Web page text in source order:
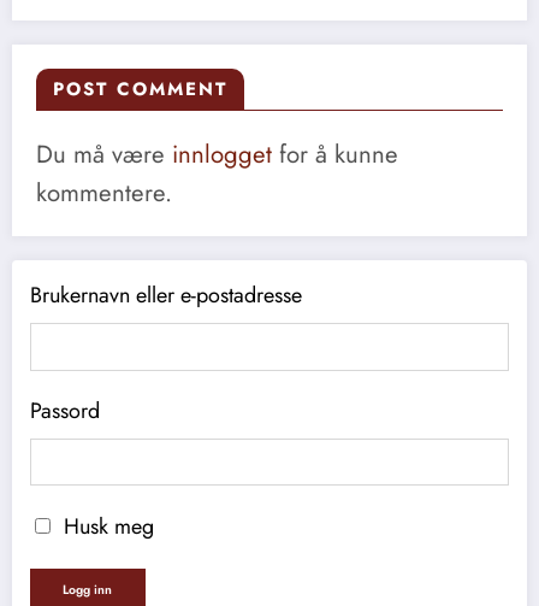
POST COMMENT
Du må være innlogget for å kunne
kommentere.
Brukernavn eller e-postadresse
Passord
Husk meg